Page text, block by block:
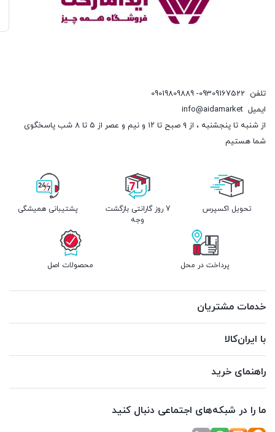
تلفن 09309167522- 09019809889
ایمیل info@aidamarket
از شنبه تا پنجشنبه ، از ۹ صبح تا ۱۲ و نیم و عصر از ۵ تا ۸ شب پاسخگوی
شما هستیم
تحویل اکسپرس
7 روز گارانتی بازگشت
وجه
پشتیبانی همیشگی
پرداخت در محل محصولات اصل
خدمات مشتریان
با ایران‌کالا
راهنمای خرید
ما را در شبکه‌های اجتماعی دنبال کنید